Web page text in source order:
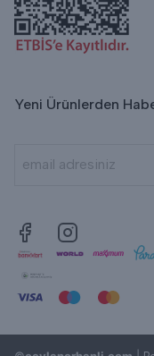
Yeni Ürünlerden